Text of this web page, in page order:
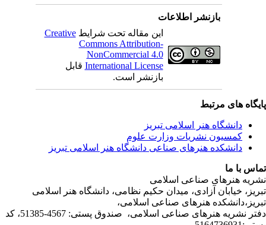
بازنشر اطلاعات
این مقاله تحت شرایطCreative
Commons Attribution-
NonCommercial 4.0
International Licenseقابل
بازنشر است.
مرتبط
هنر اسلامی تبریز
نشریات وزارت علوم
هنرهای صناعی دانشگاه هنر اسلامی تبریز
صناعی اسلامی
آزادی، میدان حکیم نظامی، دانشگاه هنر اسلامی
هنرهای صناعی اسلامی،
دفتر نشریه هنرهای صناعی اسلامی، صندوق پستی: 4567-51385، کد